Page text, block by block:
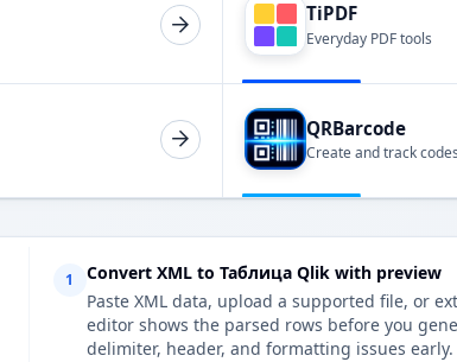
TiPDF
Everyday PDF tools
QRBarcode
Create and track codes
1
Convert XML to Таблица Qlik with preview
Paste XML data, upload a supported file, or
editor shows the parsed rows before you
delimiter, header, and formatting issues early.